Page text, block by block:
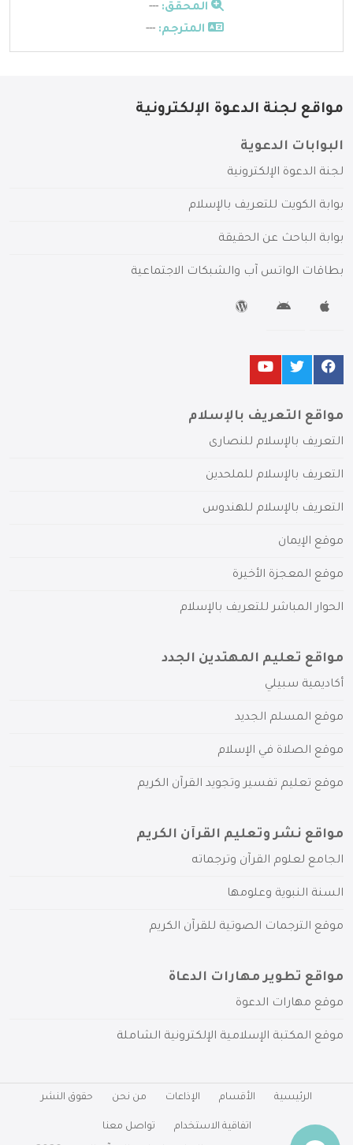
المحقق: ---
المترجم: ---
مواقع لجنة الدعوة الإلكترونية
البوابات الدعوية
لجنة الدعوة الإلكترونية
بوابة الكويت للتعريف بالإسلام
بوابة الباحث عن الحقيقة
بطاقات الواتس آب والشبكات الاجتماعية
مواقع التعريف بالإسلام
التعريف بالإسلام للنصارى
التعريف بالإسلام للملحدين
التعريف بالإسلام للهندوس
موقع الإيمان
موقع المعجزة الأخيرة
الحوار المباشر للتعريف بالإسلام
مواقع تعليم المهتدين الجدد
أكاديمية سبيلي
موقع المسلم الجديد
موقع الصلاة في الإسلام
موقع تعليم تفسير وتجويد القرآن الكريم
مواقع نشر وتعليم القرآن الكريم
الجامع لعلوم القرآن وترجماته
السنة النبوية وعلومها
موقع الترجمات الصوتية للقرآن الكريم
مواقع تطوير مهارات الدعاة
موقع مهارات الدعوة
موقع المكتبة الإسلامية الإلكترونية الشاملة
الرئيسية الأقسام الإذاعات من نحن حقوق النشر
اتفاقية الاستخدام تواصل معنا